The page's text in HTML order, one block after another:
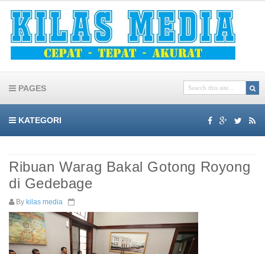
PAGES
KATEGORI
Ribuan Warag Bakal Gotong Royong
di Gedebage
By kilas media